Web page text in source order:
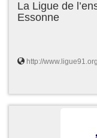
La Ligue de
Essonne
http://